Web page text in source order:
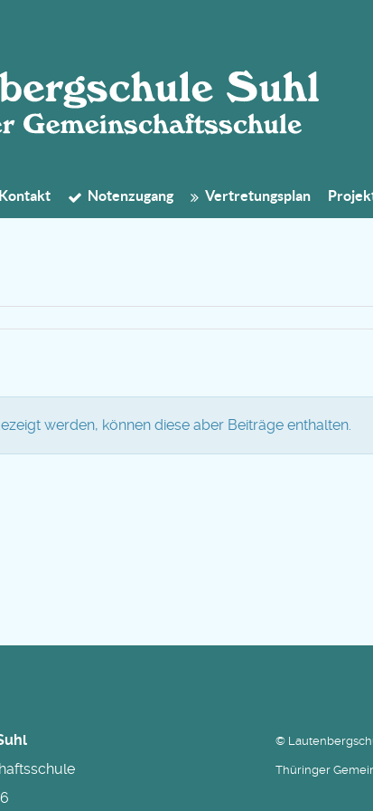
Kontakt Notenzugang Vertretungsplan
werden, können diese aber Beiträge enthalten.
©
Thüringer